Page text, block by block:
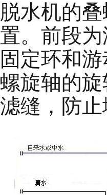
脱水机的
置。前段
固定环和
螺旋轴的
滤缝，防止